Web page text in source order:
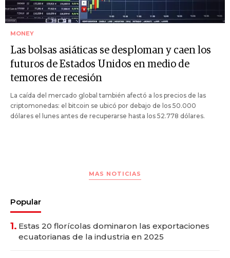
MONEY
Las bolsas asiáticas se desploman y caen los
futuros de Estados Unidos en medio de
temores de recesión
La caída del mercado global también afectó a los precios de las
criptomonedas: el bitcoin se ubicó por debajo de los 50.000
dólares el lunes antes de recuperarse hasta los 52.778 dólares.
MAS NOTICIAS
Popular
1. Estas 20 florícolas dominaron las exportaciones
ecuatorianas de la industria en 2025